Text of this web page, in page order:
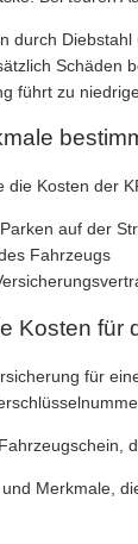
durch
Schäden
führt zu
die Kosten der
auf der
Fahrzeugs
Kosten für
für
Merkmale,